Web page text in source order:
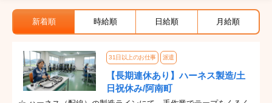
新着順 時給順 日給順 月給順
31日以上のお仕事 派遣
【長期連休あり】ハーネス製造/土
日祝休み/阿南町